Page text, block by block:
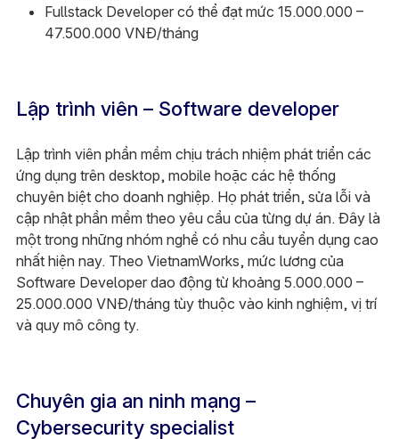
Fullstack Developer có thể đạt mức 15.000.000 –
47.500.000 VNĐ/tháng
Lập trình viên – Software developer
Lập trình viên phần mềm chịu trách nhiệm phát triển các
ứng dụng trên desktop, mobile hoặc các hệ thống
chuyên biệt cho doanh nghiệp. Họ phát triển, sửa lỗi và
cập nhật phần mềm theo yêu cầu của từng dự án. Đây là
một trong những nhóm nghề có nhu cầu tuyển dụng cao
nhất hiện nay. Theo VietnamWorks, mức lương của
Software Developer dao động từ khoảng 5.000.000 –
25.000.000 VNĐ/tháng tùy thuộc vào kinh nghiệm, vị trí
và quy mô công ty.
Chuyên gia an ninh mạng –
Cybersecurity specialist